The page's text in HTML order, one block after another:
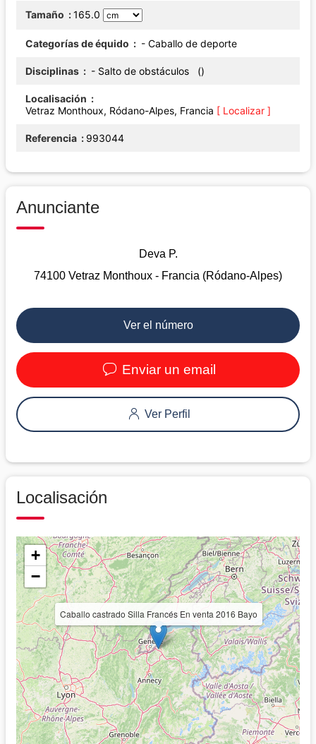
Tamaño 165.0
Categorías de équido - Caballo de deporte
Disciplinas - Salto de obstáculos ()
Localisación
Vetraz Monthoux, Ródano-Alpes, Francia [ Localizar ]
Referencia 993044
Anunciante
Deva P.
74100 Vetraz Monthoux - Francia (Ródano-Alpes)
Ver el número
Enviar un email
Ver Perfil
Localisación
Caballo castrado Silla Francés En venta 2016 Bayo
+
−